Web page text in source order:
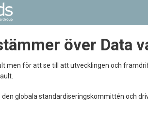
över Data
men för att se till att utvecklingen och
globala standardiseringskommittén och